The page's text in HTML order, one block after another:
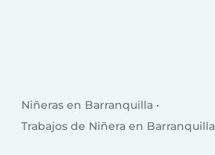
Niñeras en Barranquilla
Trabajos de Niñera en Barranquilla